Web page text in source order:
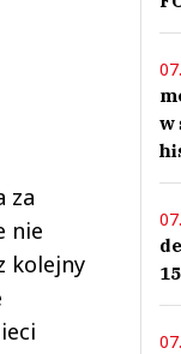
za
nie
kolejny
w